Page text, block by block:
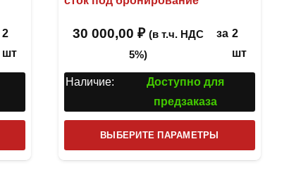
2
шт
товар
30 000,00₽ (в т.ч. НДС
5%)
за 2
шт
Наличие:
Доступно для
предзаказа
ВЫБЕРИТЕ ПАРАМЕТРЫ
товар